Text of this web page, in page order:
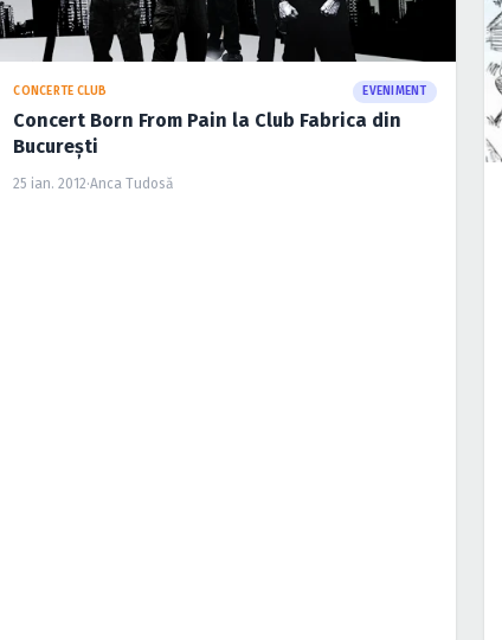
CONCERTE CLUB EVENIMENT
Concert Born From Pain la Club Fabrica din
Bucureşti
25 ian. 2012·Anca Tudosă